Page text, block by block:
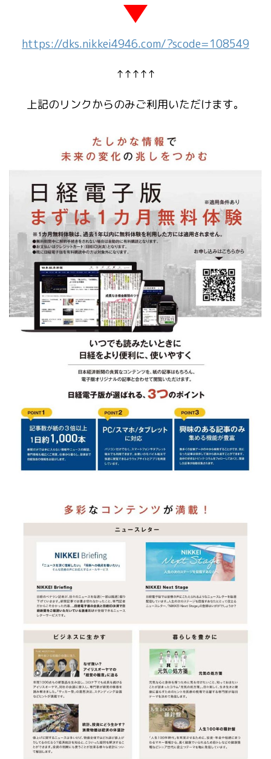
https://dks.nikkei4946.com/?scode=108549
↑↑↑↑↑
上記のリンクからのみご利用いただけます。